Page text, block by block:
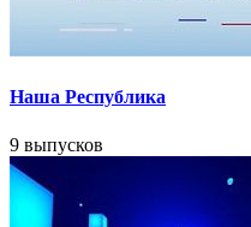
Наша Республика
9 выпусков